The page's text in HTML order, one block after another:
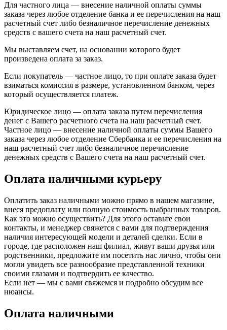
Для частного лица — внесение наличной оплаты суммы
заказа через любое отделение банка и ее перечисления на наш
расчетный счет либо безналичное перечисление денежных
средств с вашего счета на наш расчетный счет.
Мы выставляем счет, на основании которого будет
произведена оплата за заказ.
Если покупатель — частное лицо, то при оплате заказа будет
взиматься комиссия в размере, установленном банком, через
который осуществляется платеж.
Юридическое лицо — оплата заказа путем перечисления
денег с Вашего расчетного счета на наш расчетный счет.
Частное лицо — внесение наличной оплаты суммы Вашего
заказа через любое отделение Сбербанка и ее перечисления на
наш расчетный счет либо безналичное перечисление
денежных средств с Вашего счета на наш расчетный счет.
Оплата наличными курьеру
Оплатить заказ наличными можно прямо в нашем магазине,
внеся предоплату или полную стоимость выбранных товаров.
Как это можно осуществить? Для этого оставьте свои
контакты, и менеджер свяжется с вами для подтверждения
наличия интересующей модели и деталей сделки. Если в
городе, где расположен наш филиал, живут ваши друзья или
родственники, предложите им посетить нас лично, чтобы они
могли увидеть все разнообразие представленной техники
своими глазами и подтвердить ее качество.
Если нет — мы с вами свяжемся и подробно обсудим все
нюансы.
Оплата наличными